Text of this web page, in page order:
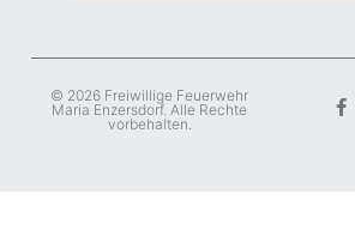
© 2026 Freiwillige Feuerwehr
Maria Enzersdorf. Alle Rechte
vorbehalten.